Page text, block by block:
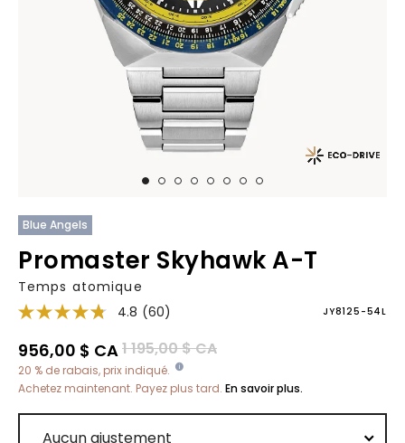
Blue Angels
Promaster Skyhawk A-T
Temps atomique
4.8 (60) JY8125-54L
Prix réduit de
1 195,00 $ CAà
956,00 $ CA
20 % de rabais, prix indiqué.
Achetez maintenant. Payez plus tard. En savoir plus.